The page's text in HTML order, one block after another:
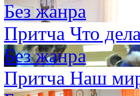
Без жанра
Притча Что
Без жанра
Притча Наш